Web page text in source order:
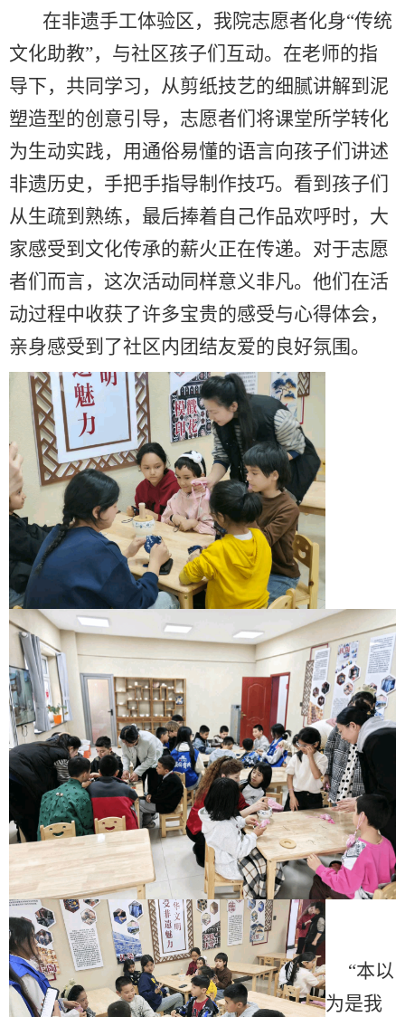
在非遗手工体验区，我院志愿者化身“传统
文化助教”，与社区孩子们互动。在老师的指
导下，共同学习，从剪纸技艺的细腻讲解到泥
塑造型的创意引导，志愿者们将课堂所学转化
为生动实践，用通俗易懂的语言向孩子们讲述
非遗历史，手把手指导制作技巧。看到孩子们
从生疏到熟练，最后捧着自己作品欢呼时，大
家感受到文化传承的薪火正在传递。对于志愿
者们而言，这次活动同样意义非凡。他们在活
动过程中收获了许多宝贵的感受与心得体会，
亲身感受到了社区内团结友爱的良好氛围。
“本以
为是我